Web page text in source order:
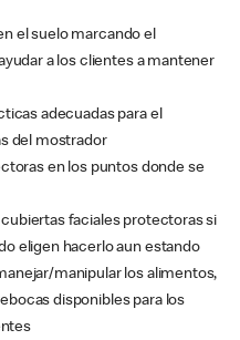
el suelo marcando el
a los clientes a mantener
adecuadas para el
del mostrador
en los puntos donde se
faciales protectoras si
eligen hacerlo aun estando
manipular los alimentos,
disponibles para los